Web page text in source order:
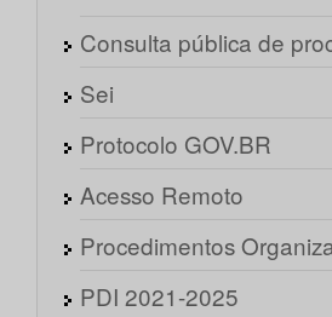
Consulta pública de
Sei
Protocolo GOV.BR
Acesso Remoto
Procedimentos
PDI 2021-2025